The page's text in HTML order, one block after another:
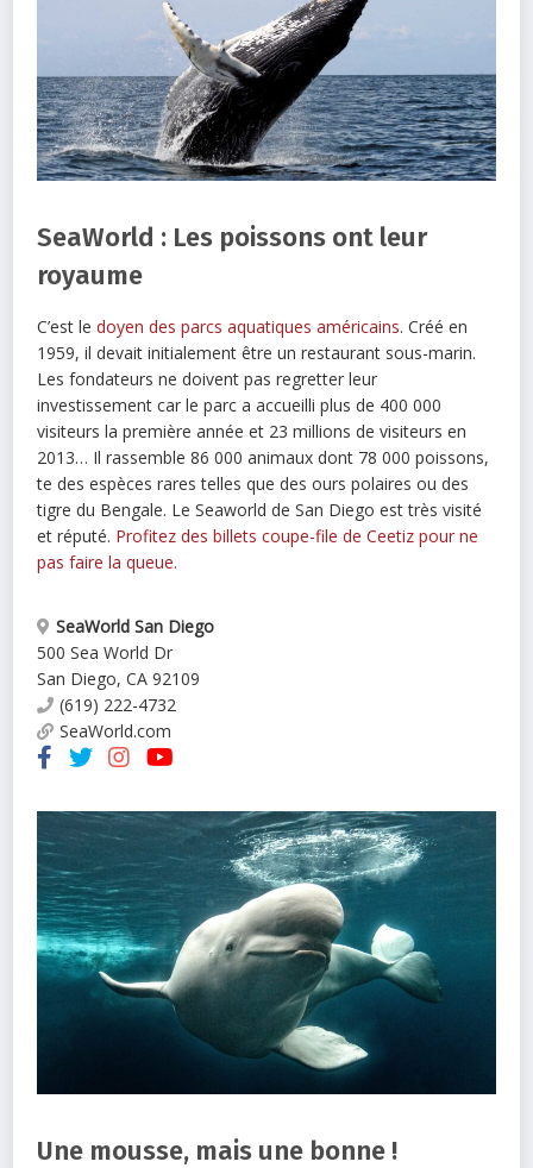
SeaWorld : Les poissons ont leur
royaume
C’est ledoyen des parcs aquatiques américains. Créé en
1959, il devait initialement être un restaurant sous-marin.
Les fondateurs ne doivent pas regretter leur
investissement car le parc a accueilli plus de 400 000
visiteurs la première année et 23 millions de visiteurs en
2013… Il rassemble 86 000 animaux dont 78 000 poissons,
te des espèces rares telles que des ours polaires ou des
tigre du Bengale. Le Seaworld de San Diego est très visité
et réputé. Profitez des billets coupe-file de Ceetiz pour ne
pas faire la queue.
SeaWorld San Diego
500 Sea World Dr
San Diego, CA 92109
(619) 222-4732
SeaWorld.com
Une mousse, mais une bonne !